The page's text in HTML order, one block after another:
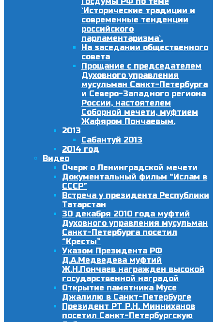
`Исторические традиции и
современные тенденции
российского
парламентаризма`.
На заседании общественного
совета
Прощание с председателем
Духовного управления
мусульман Санкт-Петербурга
и Северо-Западного региона
России, настоятелем
Соборной мечети, муфтием
Жафяром Пончаевым.
2013
Сабантуй 2013
2014 год
Видео
Очерк о Ленинградской мечети
Документальный фильм “Ислам в
СССР”
Встреча у президента Республики
Татарстан
30 декабря 2010 года муфтий
Духовного управления мусульман
Санкт-Петербурга посетил
“Кресты”
Указом Президента РФ
Д.А.Медведева муфтий
Ж.Н.Пончаев награжден высокой
государственной наградой
Открытие памятника Мусе
Джалилю в Санкт-Петербурге
Президент РТ Р.Н. Минниханов
посетил Санкт-Петербургскую